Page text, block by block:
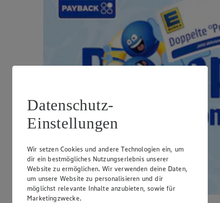
Datenschutz-
Einstellungen
Wir setzen Cookies und andere Technologien ein, um
dir ein bestmögliches Nutzungserlebnis unserer
Website zu ermöglichen. Wir verwenden deine Daten,
um unsere Website zu personalisieren und dir
möglichst relevante Inhalte anzubieten, sowie für
Marketingzwecke.